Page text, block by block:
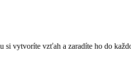
si vytvoríte vzťah a zaradíte ho do